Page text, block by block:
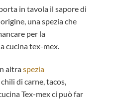
in tavola il sapore di
una spezia che
per la
cucina tex-mex.
altraspezia
di carne, tacos,
Tex-mex ci può far